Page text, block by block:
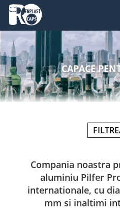
RO
EN
DESPRE
NOI
PRODUSE
NOUTATI
CAPACE
Compania noastra
aluminiu Pilfer
internationale, cu
mm si inaltimi